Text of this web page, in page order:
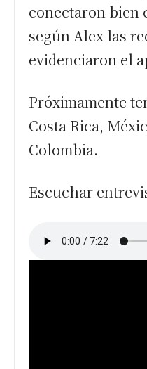
conectaron bien
según Alex las
evidenciaron el
Próximamente
Costa Rica,
Colombia.
Escuchar